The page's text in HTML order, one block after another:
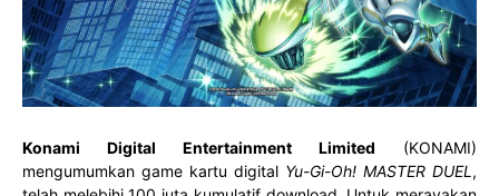
Konami Digital Entertainment Limited (KONAMI)
mengumumkan game kartu digital Yu-Gi-Oh! MASTER DUEL ,